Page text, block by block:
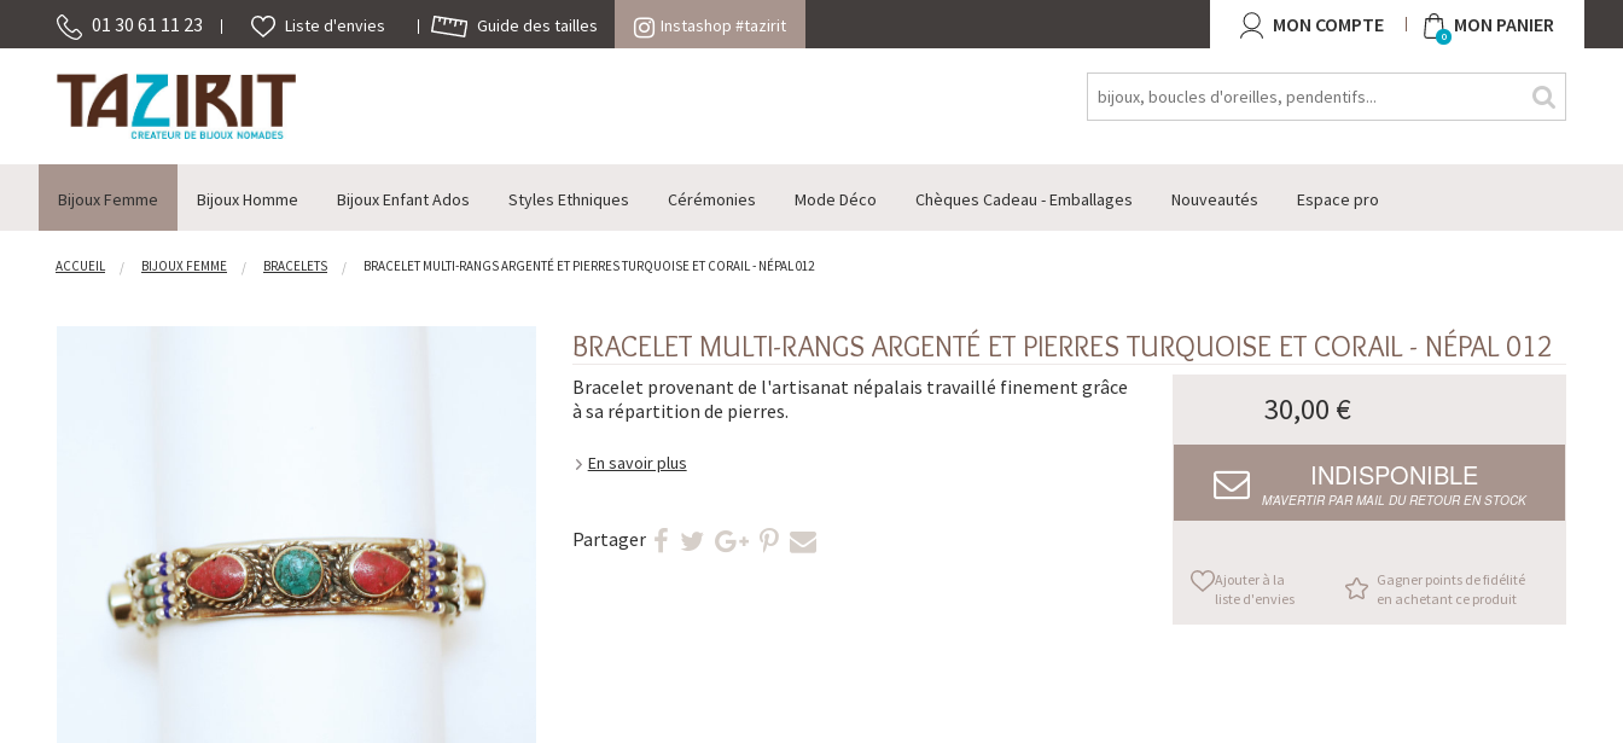
01 30 61 11 23 Liste d'envies Guide des tailles Instashop #tazirit MON COMPTE 0 MON PANIER
Bijoux Femme Bijoux Homme Bijoux Enfant Ados Styles Ethniques Cérémonies Mode Déco Chèques Cadeau - Emballages Nouveautés Espace pro
ACCUEIL BIJOUX FEMME BRACELETS BRACELET MULTI-RANGS ARGENTÉ ET PIERRES TURQUOISE ET CORAIL - NÉPAL 012
BRACELET MULTI-RANGS ARGENTÉ ET PIERRES TURQUOISE ET CORAIL - NÉPAL 012
Bracelet provenant de l'artisanat népalais travaillé finement grâce
à sa répartition de pierres.
En savoir plus
Partager
30,00 €
INDISPONIBLE
M’AVERTIR PAR MAIL DU RETOUR EN STOCK
Ajouter à la
liste d'envies
Gagner points de fidélité
en achetant ce produit